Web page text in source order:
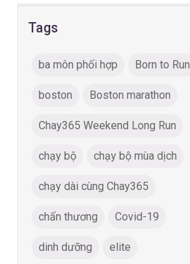
Tags
ba môn phối hợp Born to Run
boston Boston marathon
Chay365 Weekend Long Run
chạy bộ chạy bộ mùa dịch
chạy dài cùng Chay365
chấn thương Covid-19
dinh dưỡng elite